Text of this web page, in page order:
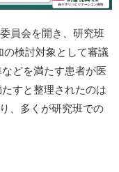
員会を開き、研究班
検討対象として審議
どを満たす患者が医
すと整理されたのは
、多くが研究班での